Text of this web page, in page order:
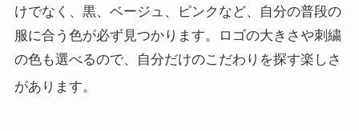
けでなく、黒、ベージュ、ピンクなど、自分の普段の
服に合う色が必ず見つかります。ロゴの大きさや刺繍
の色も選べるので、自分だけのこだわりを探す楽しさ
があります。